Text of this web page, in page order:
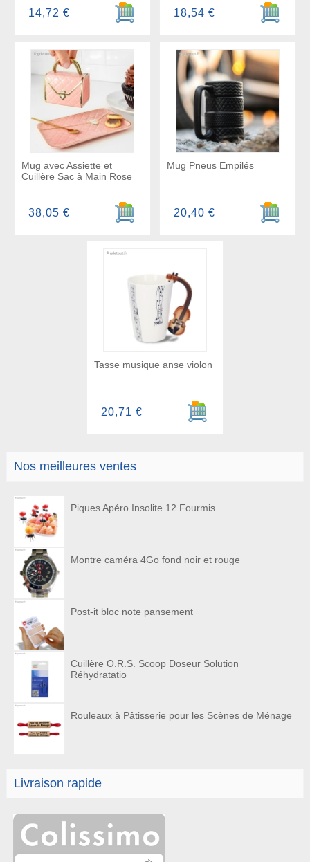
Nos meilleures ventes
Piques Apéro Insolite 12 Fourmis
Montre caméra 4Go fond noir et rouge
Post-it bloc note pansement
Cuillère O.R.S. Scoop Doseur Solution
Réhydratatio
Rouleaux à Pâtisserie pour les Scènes de Ménage
Livraison rapide
Ajouter au panier
14,72 €
Ajouter
18,54 €
Mug avec Assiette et
Cuillère Sac à Main Rose
Ajouter au panier
38,05 €
Mug Pneus Empilés
Ajouter
20,40 €
Tasse musique anse violon
Ajouter au panier
20,71 €